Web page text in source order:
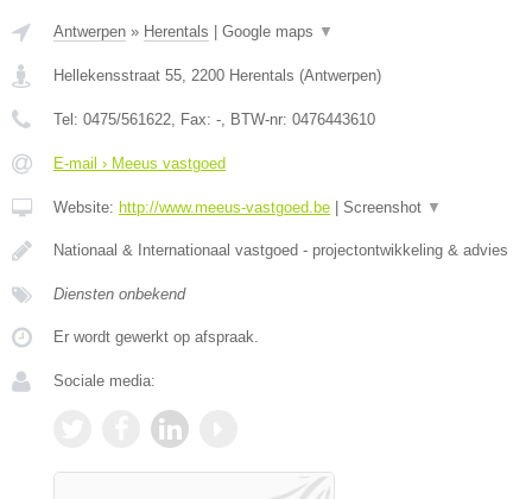
Antwerpen » Herentals Google maps ▼
Hellekensstraat 55, 2200 Herentals (Antwerpen)
Tel: 0475/561622, Fax: -, BTW-nr: 0476443610
E-mail › Meeus vastgoed
Website: http://www.meeus-vastgoed.be Screenshot ▼
Nationaal & Internationaal vastgoed - projectontwikkeling & advies
Diensten onbekend
Er wordt gewerkt op afspraak.
Sociale media: